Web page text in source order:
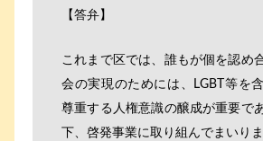
【答弁】
これまで区では、誰もが個を認め
会の実現のためには、LGBT等を
尊重する人権意識の醸成が重要で
下、啓発事業に取り組んでまいりま